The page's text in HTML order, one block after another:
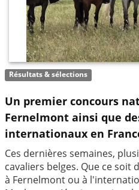
Résultats & sélections
Un premier concours
Fernelmont ainsi que
internationaux en
Ces dernières semaines,
cavaliers belges. Que ce soit
à Fernelmont ou à